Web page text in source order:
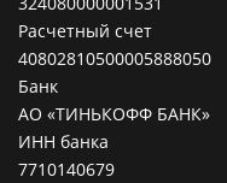
Расчетный счет
40802810500005888050
Банк
АО «ТИНЬКОФФ БАНК»
ИНН банка
7710140679